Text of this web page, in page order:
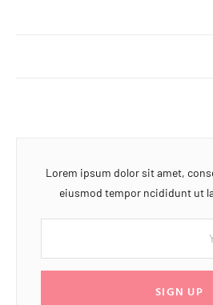
Lorem ipsum dolor sit amet,
eiusmod tempor ncididunt ut
SIGN UP